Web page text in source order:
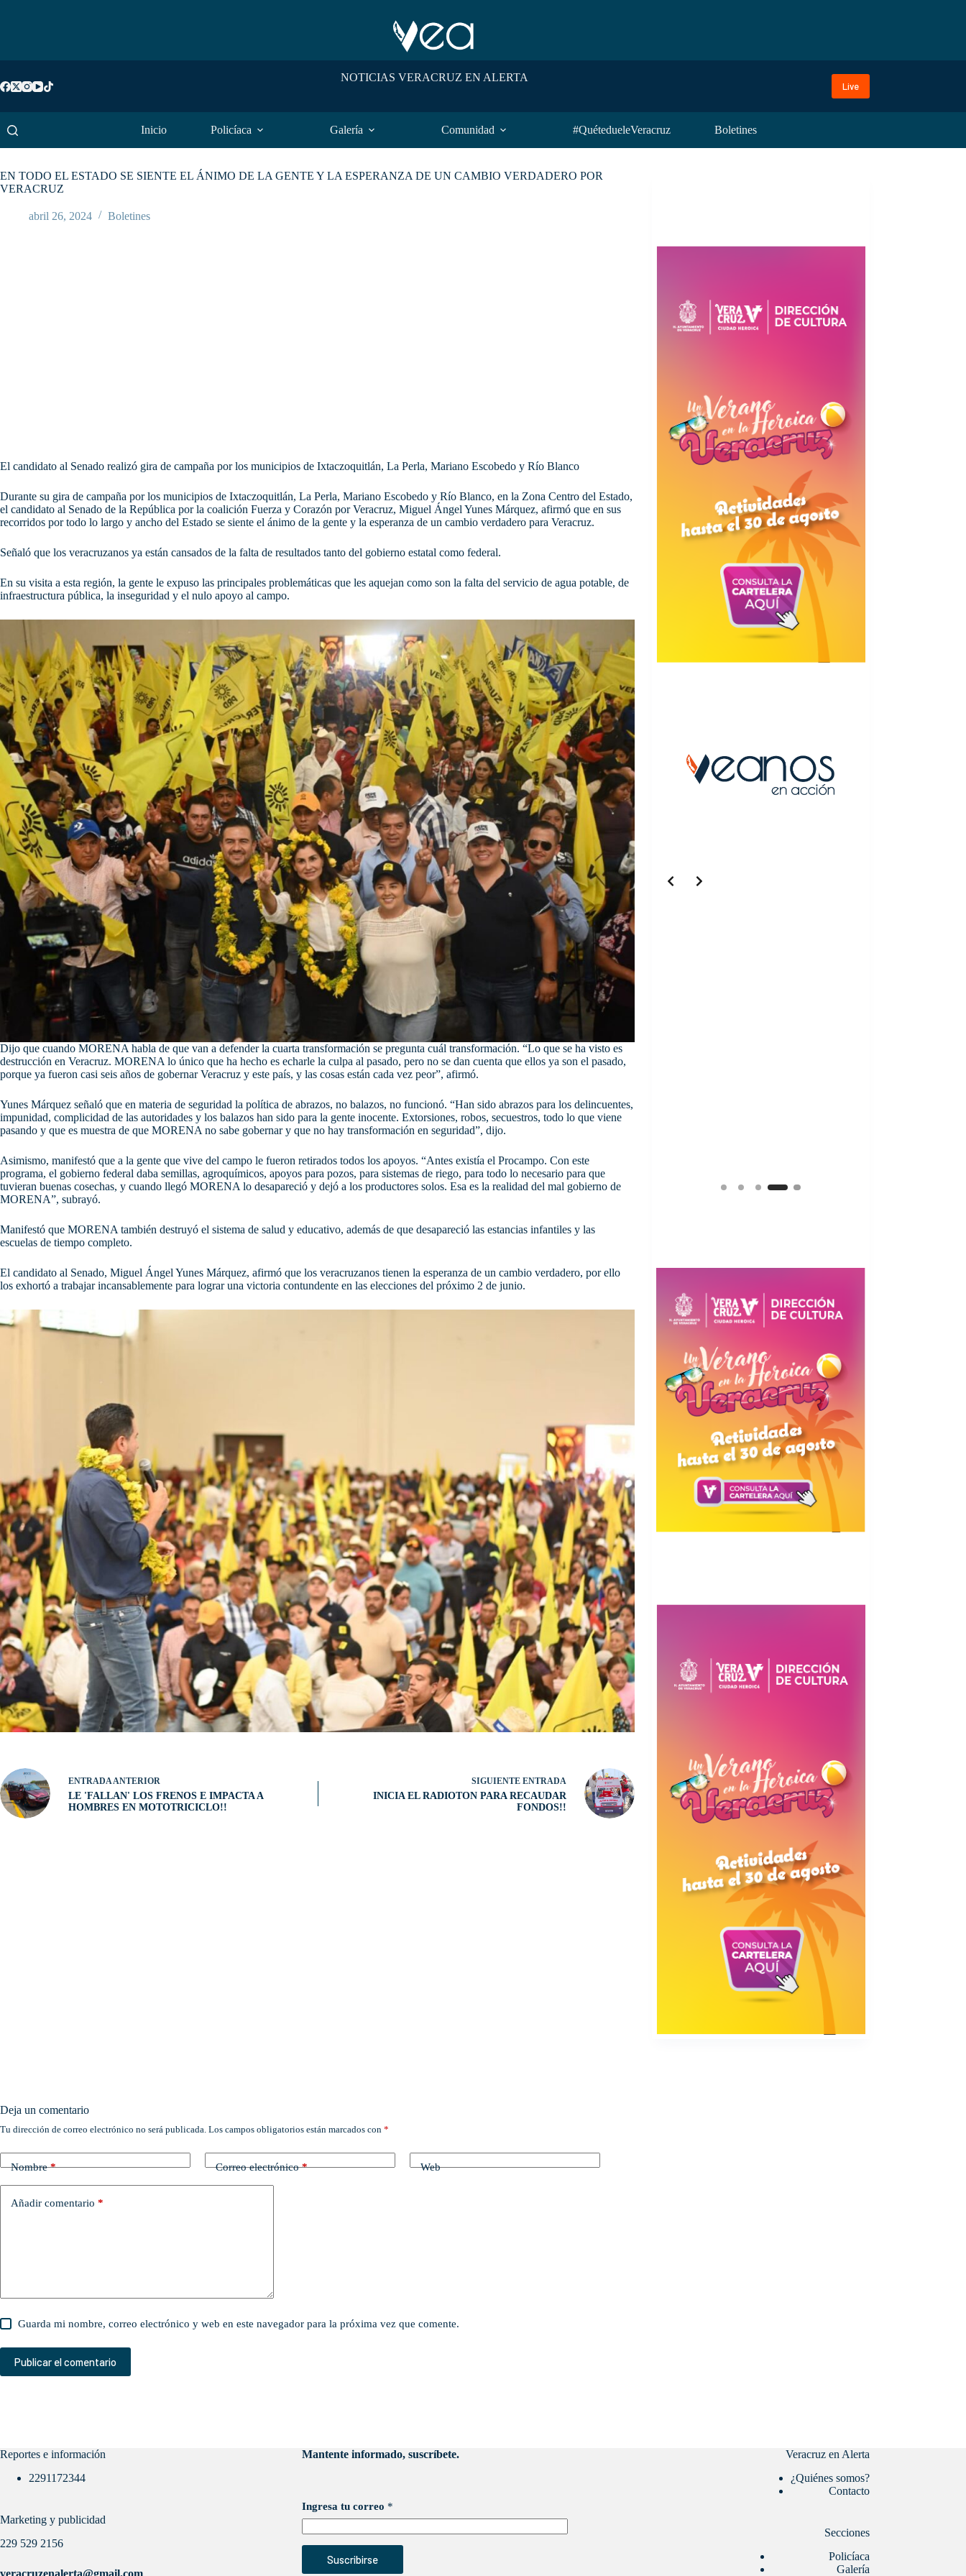
NOTICIAS VERACRUZ EN ALERTA
Live
Inicio Policíaca Galería Comunidad #QuétedueleVeracruz Boletines
EN TODO EL ESTADO SE SIENTE EL ÁNIMO DE LA GENTE Y LA ESPERANZA DE UN CAMBIO VERDADERO POR
VERACRUZ
abril 26, 2024 Boletines
El candidato al Senado realizó gira de campaña por los municipios de Ixtaczoquitlán, La Perla, Mariano Escobedo y Río Blanco
Durante su gira de campaña por los municipios de Ixtaczoquitlán, La Perla, Mariano Escobedo y Río Blanco, en la Zona Centro del Estado,
el candidato al Senado de la República por la coalición Fuerza y Corazón por Veracruz, Miguel Ángel Yunes Márquez, afirmó que en sus
recorridos por todo lo largo y ancho del Estado se siente el ánimo de la gente y la esperanza de un cambio verdadero para Veracruz.
Señaló que los veracruzanos ya están cansados de la falta de resultados tanto del gobierno estatal como federal.
En su visita a esta región, la gente le expuso las principales problemáticas que les aquejan como son la falta del servicio de agua potable, de
infraestructura pública, la inseguridad y el nulo apoyo al campo.
Dijo que cuando MORENA habla de que van a defender la cuarta transformación se pregunta cuál transformación. “Lo que se ha visto es
destrucción en Veracruz. MORENA lo único que ha hecho es echarle la culpa al pasado, pero no se dan cuenta que ellos ya son el pasado,
porque ya fueron casi seis años de gobernar Veracruz y este país, y las cosas están cada vez peor”, afirmó.
Yunes Márquez señaló que en materia de seguridad la política de abrazos, no balazos, no funcionó. “Han sido abrazos para los delincuentes,
impunidad, complicidad de las autoridades y los balazos han sido para la gente inocente. Extorsiones, robos, secuestros, todo lo que viene
pasando y que es muestra de que MORENA no sabe gobernar y que no hay transformación en seguridad”, dijo.
Asimismo, manifestó que a la gente que vive del campo le fueron retirados todos los apoyos. “Antes existía el Procampo. Con este
programa, el gobierno federal daba semillas, agroquímicos, apoyos para pozos, para sistemas de riego, para todo lo necesario para que
tuvieran buenas cosechas, y cuando llegó MORENA lo desapareció y dejó a los productores solos. Esa es la realidad del mal gobierno de
MORENA”, subrayó.
Manifestó que MORENA también destruyó el sistema de salud y educativo, además de que desapareció las estancias infantiles y las
escuelas de tiempo completo.
El candidato al Senado, Miguel Ángel Yunes Márquez, afirmó que los veracruzanos tienen la esperanza de un cambio verdadero, por ello
los exhortó a trabajar incansablemente para lograr una victoria contundente en las elecciones del próximo 2 de junio.
ENTRADA ANTERIOR
LE 'FALLAN' LOS FRENOS E IMPACTA A
HOMBRES EN MOTOTRICICLO!!
SIGUIENTEENTRADA
INICIA EL RADIOTON PARA RECAUDAR
FONDOS!!
Deja un comentario
Tu dirección de correo electrónico no será publicada. Los campos obligatorios están marcados con *
Nombre* Correo electrónico* Web
Añadir comentario *
Guarda mi nombre, correo electrónico y web en este navegador para la próxima vez que comente.
Publicar el comentario
Reportes e información
2291172344
Marketing y publicidad
229 529 2156
veracruzenalerta@gmail.com
Mantente informado, suscríbete.
Ingresa tu correo *
Suscribirse
Veracruz en Alerta
¿Quiénes somos?
Contacto
Secciones
Policíaca
Galería